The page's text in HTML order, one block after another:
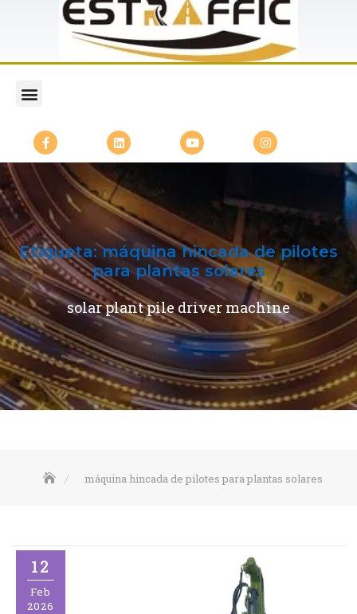
Etiqueta:máquina hincada de pilotes
para plantas solares
solar plant pile driver machine
máquina hincada de pilotes para plantas solares
12
Feb
2026